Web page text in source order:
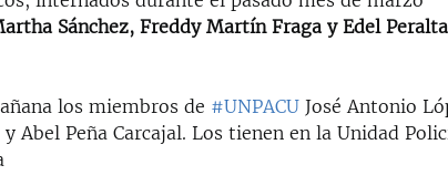
Sánchez, Freddy Martín Fraga y Edel Peralta
los miembros de #UNPACU José Antonio
Abel Peña Carcajal. Los tienen en la Unidad